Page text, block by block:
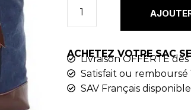
ACHETEZ VOTRE SAC
Livraison OFFERTE
Satisfait ou remboursé
SAV Français